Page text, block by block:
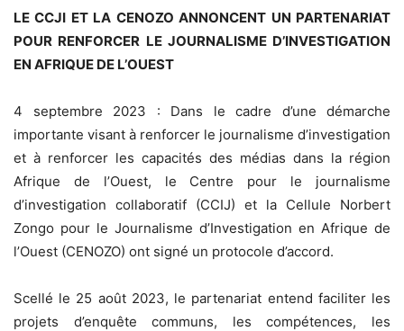
LE CCJI ET LA CENOZO ANNONCENT UN PARTENARIAT
POUR RENFORCER LE JOURNALISME D’INVESTIGATION
EN AFRIQUE DE L’OUEST
4 septembre 2023 : Dans le cadre d’une démarche
importante visant à renforcer le journalisme d’investigation
et à renforcer les capacités des médias dans la région
Afrique de l’Ouest, le Centre pour le journalisme
d’investigation collaboratif (CCIJ) et la Cellule Norbert
Zongo pour le Journalisme d’Investigation en Afrique de
l’Ouest (CENOZO) ont signé un protocole d’accord.
Scellé le 25 août 2023, le partenariat entend faciliter les
projets d’enquête communs, les compétences, les